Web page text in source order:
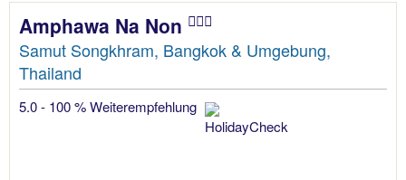
Amphawa Na Non
Samut Songkhram, Bangkok & Umgebung,
Thailand
5.0 - 100 % Weiterempfehlung